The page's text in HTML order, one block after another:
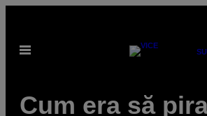
content
Open
Cum era să